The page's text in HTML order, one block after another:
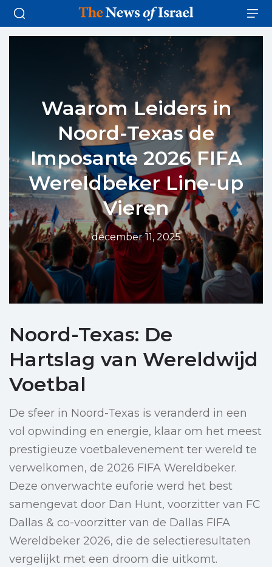
Waarom Leiders in
Noord-Texas de
Imposante 2026 FIFA
Wereldbeker Line-up
Vieren
december 11, 2025
Noord-Texas: De
Hartslag van Wereldwijd
Voetbal
De sfeer in Noord-Texas is veranderd in een
vol opwinding en energie, klaar om het meest
prestigieuze voetbalevenement ter wereld te
verwelkomen, de 2026 FIFA Wereldbeker.
Deze onverwachte euforie werd het best
samengevat door Dan Hunt, voorzitter van FC
Dallas & co-voorzitter van de Dallas FIFA
Wereldbeker 2026, die de selectieresultaten
vergelijkt met een droom die uitkomt.